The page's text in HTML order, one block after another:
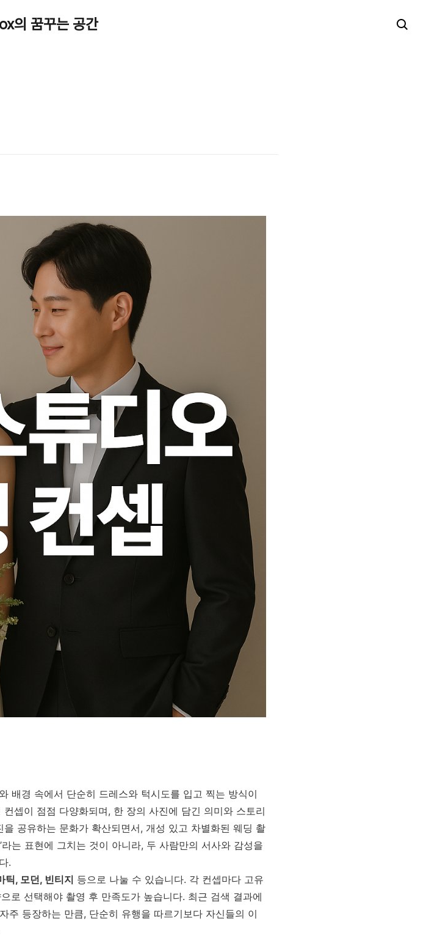
의 꿈꾸는 공간
배경 속에서 단순히 드레스와 턱시도를 입고 찍는 방식이
셉이 점점 다양화되며, 한 장의 사진에 담긴 의미와 스토리
공유하는 문화가 확산되면서, 개성 있고 차별화된 웨딩 촬
는 표현에 그치는 것이 아니라, 두 사람만의 서사와 감성을
.
틱, 모던, 빈티지 등으로 나눌 수 있습니다. 각 컨셉마다 고유
로 선택해야 촬영 후 만족도가 높습니다. 최근 검색 결과에
주 등장하는 만큼, 단순히 유행을 따르기보다 자신들의 이